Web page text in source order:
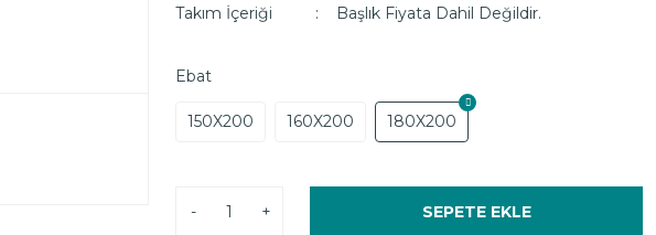
Takım İçeriği
Başlık Fiyata Dahil Değildir.
Ebat
150X200 160X200 180X200
- + SEPETE EKLE